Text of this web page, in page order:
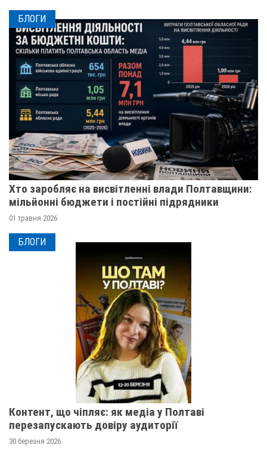
БЛОГИ
Хто заробляє на висвітленні влади Полтавщини:
мільйонні бюджети і постійні підрядники
01 травня 2026
БЛОГИ
Контент, що чіпляє: як медіа у Полтаві
перезапускають довіру аудиторії
30 березня 2026